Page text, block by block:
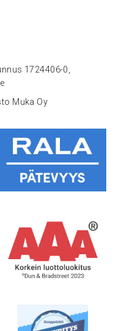
1724406-0,
Muka Oy